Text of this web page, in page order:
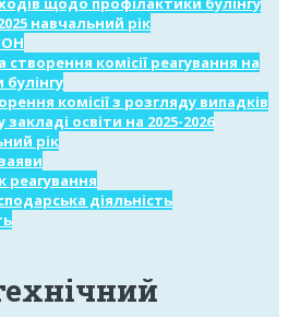
навчальний рік
створення комісії реагування на
комісії з розгляду випадків
закладі освіти на 2025-2026
рік
реагування
діяльність